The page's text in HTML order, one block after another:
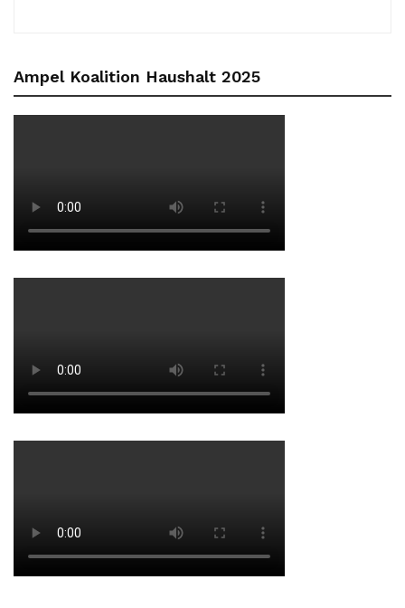
Ampel Koalition Haushalt 2025